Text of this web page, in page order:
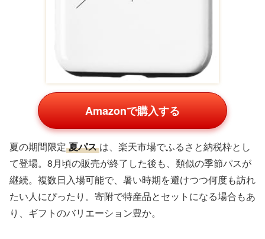
Amazonで購入する
夏の期間限定 夏パス は、楽天市場でふるさと納税枠とし
て登場。8月頃の販売が終了した後も、類似の季節パスが
継続。複数日入場可能で、暑い時期を避けつつ何度も訪れ
たい人にぴったり。寄附で特産品とセットになる場合もあ
り、ギフトのバリエーション豊か。